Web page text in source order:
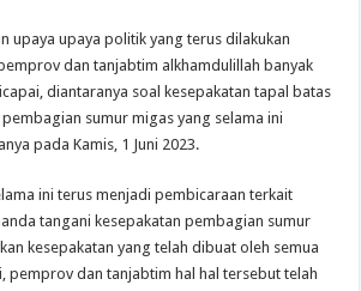
upaya upaya politik yang terus dilakukan
dan tanjabtim alkhamdulillah banyak
diantaranya soal kesepakatan tapal batas
sumur migas yang selama ini
pada Kamis, 1 Juni 2023.
ini terus menjadi pembicaraan terkait
tangani kesepakatan pembagian sumur
kesepakatan yang telah dibuat oleh semua
pemprov dan tanjabtim hal hal tersebut telah